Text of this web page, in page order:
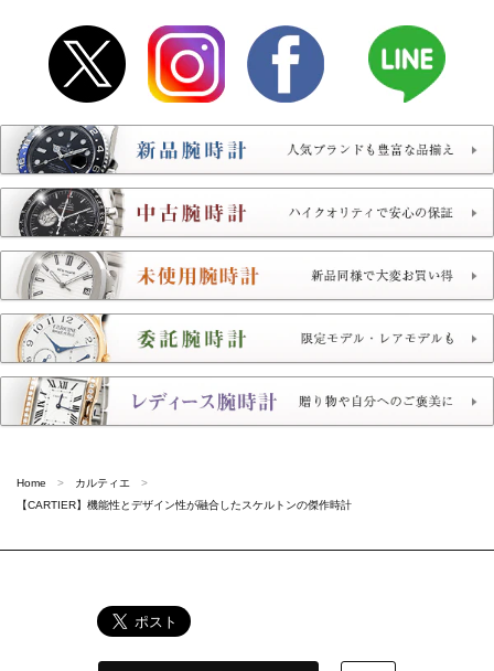
Home
カルティエ
【CARTIER】機能性とデザイン性が融合したスケルトンの傑作時計